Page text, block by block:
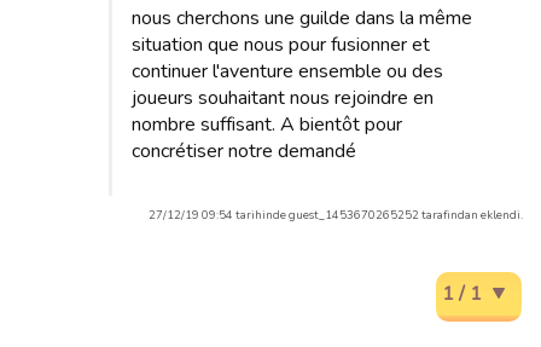
nous cherchons une guilde dans la même
situation que nous pour fusionner et
continuer l'aventure ensemble ou des
joueurs souhaitant nous rejoindre en
nombre suffisant. A bientôt pour
concrétiser notre demandé
27/12/19 09:54 tarihinde guest_1453670265252 tarafindan eklendi.
1 / 1